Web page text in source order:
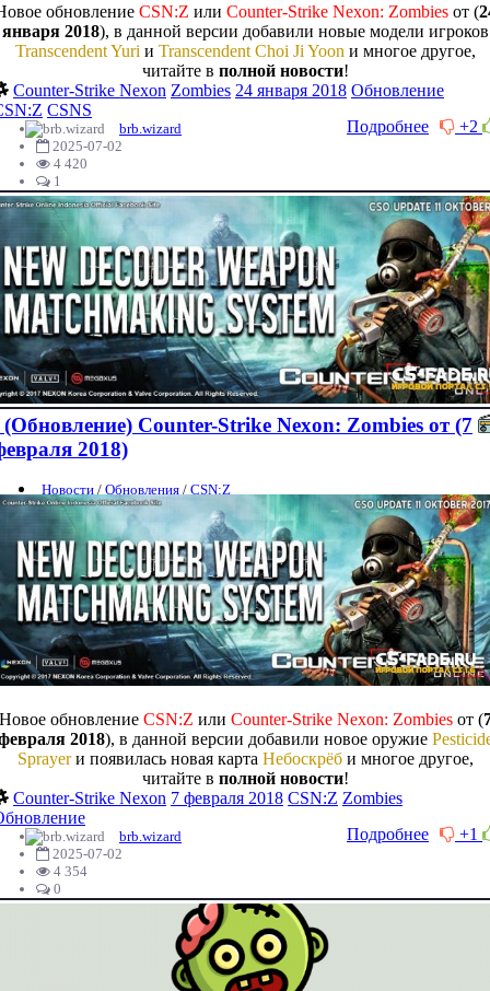
обновление CSN:Z или Counter-Strike Nexon: Zombiesот (
января 2018), в данной версии добавили новые модели игроков
Transcendent Yuri и Transcendent Choi Ji Yoon и многое другое,
читайте в полной новости!
Counter-Strike Nexon Zombies 24 января 2018 Обновление
CSNS
+2
Подробнее
brb.wizard
2025-07-02
4 420
1
(Обновление) Counter-Strike Nexon: Zombies от (7
2018)
Новости / Обновления / CSN:Z
обновление CSN:Z или Counter-Strike Nexon: Zombiesот (
2018), в данной версии добавили новое оружие
Sprayerи появилась новая карта Небоскрёби многое другое,
читайте в полной новости!
Counter-Strike Nexon 7 февраля 2018 CSN:Z Zombies
+1
Подробнее
brb.wizard
2025-07-02
4 354
0